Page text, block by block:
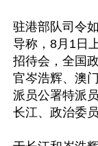
驻港部队司令
导称，8月1日
招待会，全国
官岑浩辉、澳
派员公署特派
长江、政治委